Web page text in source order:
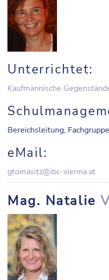
Unterrichtet:
Kaufmännische
Bereichsleitung,
eMail:
gtomasitz@ibc-vienna.at
Mag. Natalie